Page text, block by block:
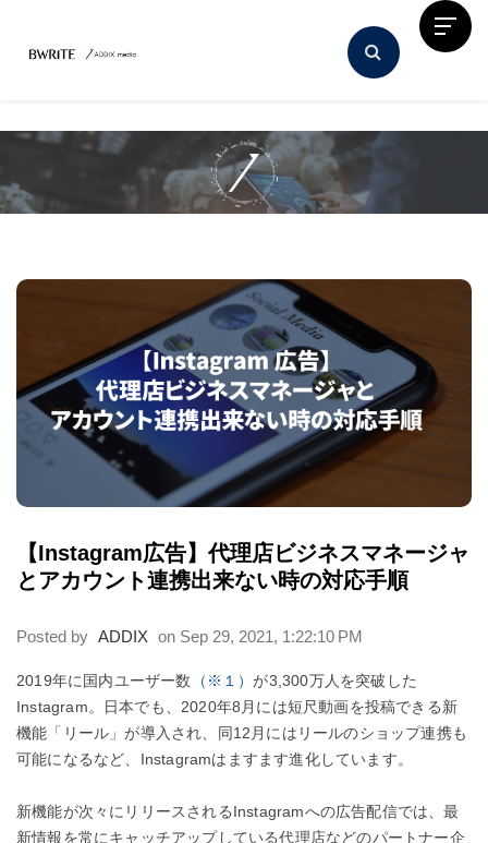
【Instagram広告】代理店ビジネスマネージャ
とアカウント連携出来ない時の対応手順
Posted by ADDIX on Sep 29, 2021, 1:22:10 PM
2019年に国内ユーザー数 （※１）が3,300万人を突破した
Instagram。日本でも、2020年8月には短尺動画を投稿できる新
機能「リール」が導入され、同12月にはリールのショップ連携も
可能になるなど、Instagramはますます進化しています。
新機能が次々にリリースされるInstagramへの広告配信では、最
新情報を常にキャッチアップしている代理店などのパートナー企